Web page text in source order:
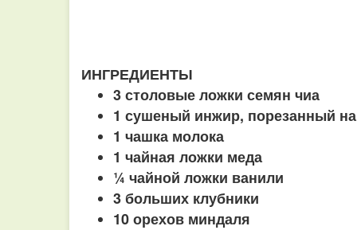
ИНГРЕДИЕНТЫ
3 столовые ложки семян чиа
1 сушеный инжир, порезанный
1 чашка молока
1 чайная ложки меда
¼ чайной ложки ванили
3 больших клубники
10 орехов миндаля